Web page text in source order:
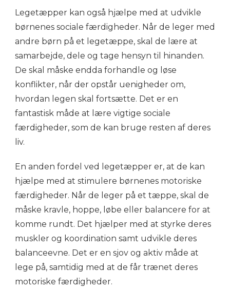
Legetæpper kan også hjælpe med at udvikle
børnenes sociale færdigheder. Når de leger med
andre børn på et legetæppe, skal de lære at
samarbejde, dele og tage hensyn til hinanden.
De skal måske endda forhandle og løse
konflikter, når der opstår uenigheder om,
hvordan legen skal fortsætte. Det er en
fantastisk måde at lære vigtige sociale
færdigheder, som de kan bruge resten af deres
liv.
En anden fordel ved legetæpper er, at de kan
hjælpe med at stimulere børnenes motoriske
færdigheder. Når de leger på et tæppe, skal de
måske kravle, hoppe, løbe eller balancere for at
komme rundt. Det hjælper med at styrke deres
muskler og koordination samt udvikle deres
balanceevne. Det er en sjov og aktiv måde at
lege på, samtidig med at de får trænet deres
motoriske færdigheder.